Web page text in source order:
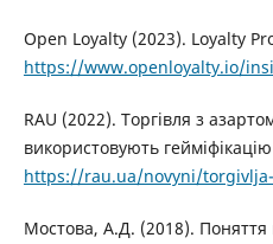
Open Loyalty (2023). Loyalty
https://www.openloyalty.io/
RAU (2022). Торгівля з
використовують
https://rau.ua/novyni/
Мостова, А.Д. (2018). Поняття